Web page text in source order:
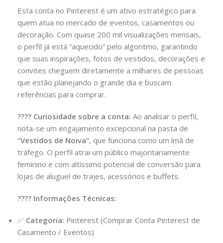
Esta conta no Pinterest é um ativo estratégico para
quem atua no mercado de eventos, casamentos ou
decoração. Com quase 200 mil visualizações mensais,
o perfil já está “aquecido” pelo algoritmo, garantindo
que suas inspirações, fotos de vestidos, decorações e
convites cheguem diretamente a milhares de pessoas
que estão planejando o grande dia e buscam
referências para comprar.
???? Curiosidade sobre a conta: Ao analisar o perfil,
nota-se um engajamento excepcional na pasta de
“Vestidos de Noiva”, que funciona como um ímã de
tráfego. O perfil atrai um público majoritariamente
feminino e com altíssimo potencial de conversão para
lojas de aluguel de trajes, acessórios e buffets.
???? Informações Técnicas:
✅ Categoria: Pinterest (Comprar Conta Pinterest de
Casamento / Eventos)